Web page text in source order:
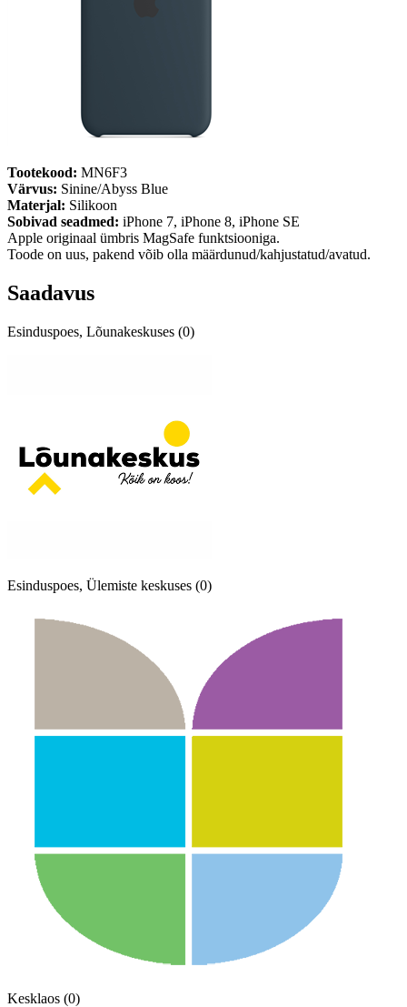
Tootekood: MN6F3
Värvus: Sinine/Abyss Blue
Materjal: Silikoon
Sobivad seadmed: iPhone 7, iPhone 8, iPhone SE
Apple originaal ümbris MagSafe funktsiooniga.
Toode on uus, pakend võib olla määrdunud/kahjustatud/avatud.
Saadavus
Esinduspoes, Lõunakeskuses (0)
Esinduspoes, Ülemiste keskuses (0)
Kesklaos (0)